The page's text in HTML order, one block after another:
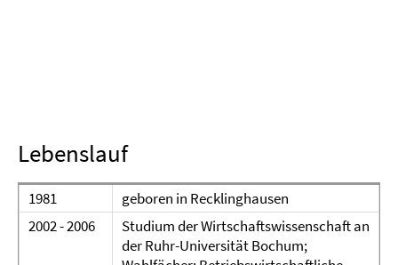
Lebenslauf
1981
geboren in Recklinghausen
2002 - 2006
Studium der Wirtschaftswissenschaft an
der Ruhr-Universität Bochum;